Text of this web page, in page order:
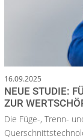
16.09.2025
NEUE STUDIE:
UR
Die Füge-, Trenn-